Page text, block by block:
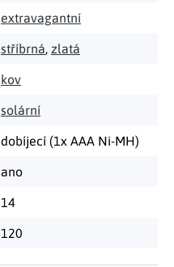
extravagantní
stříbrná, zlatá
kov
solární
dobíjecí (1x AAA Ni-MH)
ano
14
120